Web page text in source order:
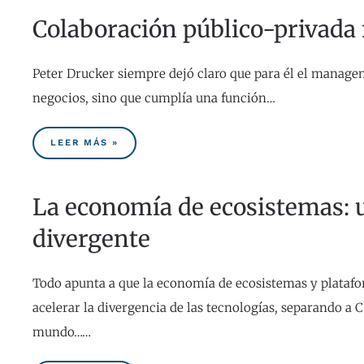
Colaboración público-privada
Peter Drucker siempre dejó claro que para él el
negocios, sino que cumplía una función…
LEER MÁS »
La economía de
divergente
Todo apunta a que la economía de ecosistemas y
acelerar la divergencia de las tecnologías, separando a
mundo……